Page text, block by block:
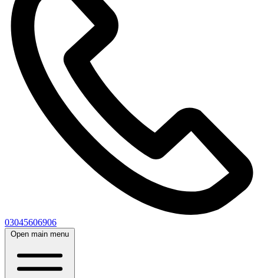
03045606906
Open main menu